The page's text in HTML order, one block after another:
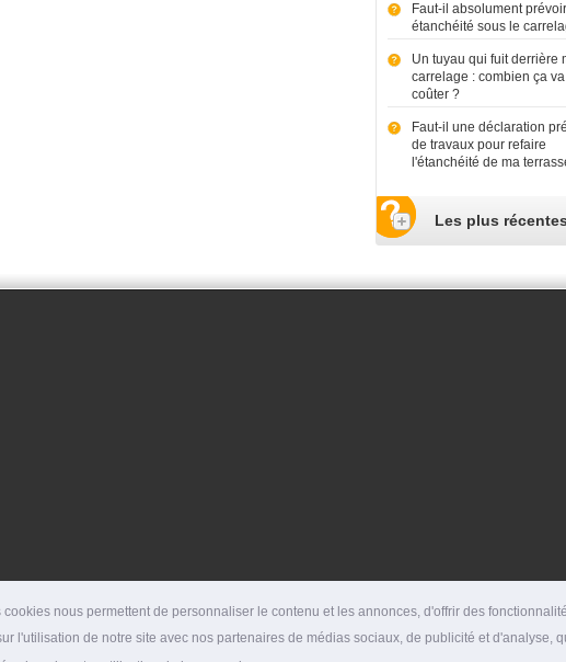
nous permettent de personnaliser le contenu et les annonces, d'offrir des
l'utilisation de notre site avec nos partenaires de médias sociaux, de publicité et d'analyse,
Faut-il absolument
étanchéité sous le
Un tuyau qui fuit derrière
carrelage : combien ça
coûter ?
Faut-il une déclaration
de travaux pour refaire
l'étanchéité de ma
Les plus